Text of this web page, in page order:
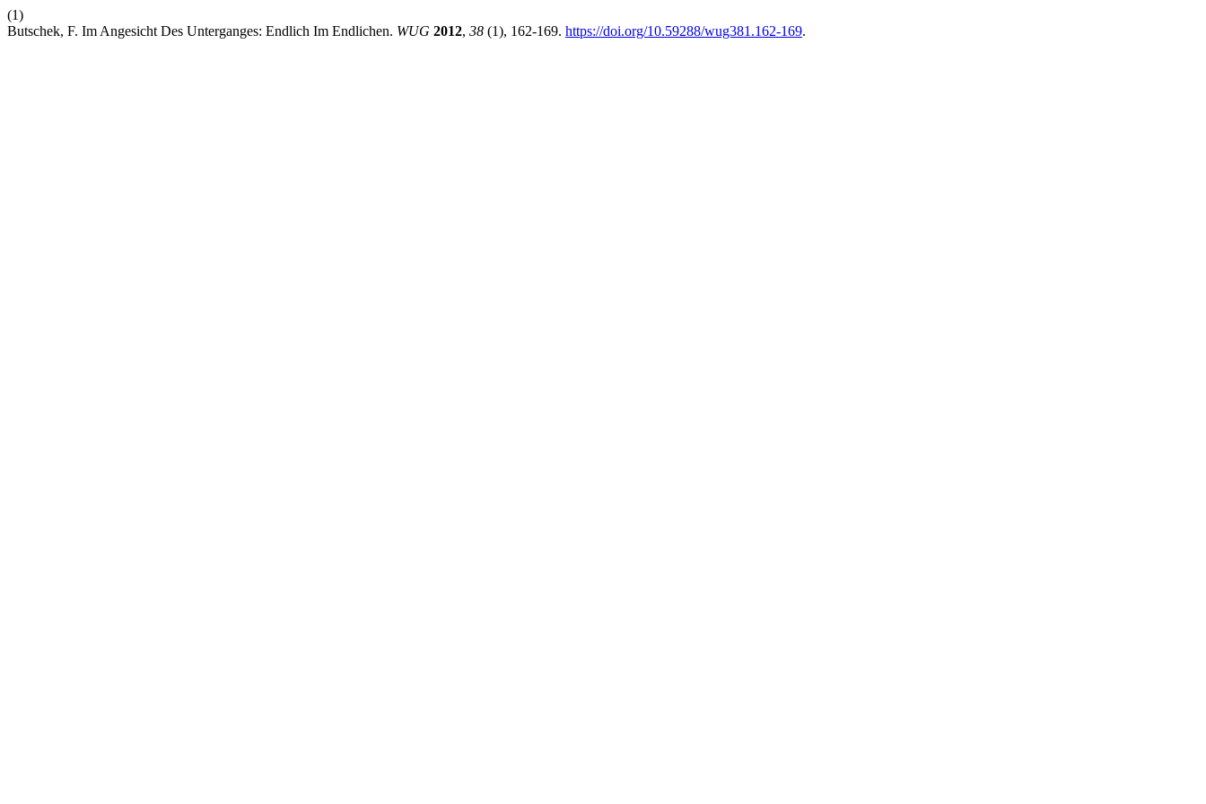
(1)
Butschek, F. Im Angesicht Des Unterganges: Endlich Im Endlichen. WUG 2012, 38 (1), 162-169. https://doi.org/10.59288/wug381.162-169.